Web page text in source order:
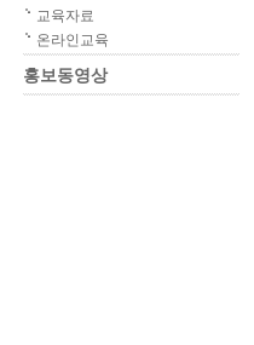
교육자료
온라인교육
홍보동영상